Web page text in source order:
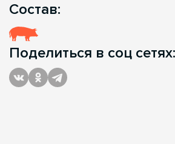
Состав:
Поделиться в соц сетях: